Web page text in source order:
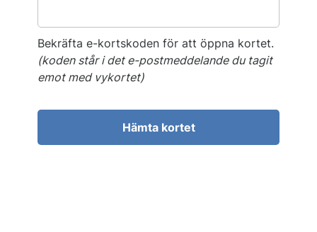
Bekräfta e-kortskoden för att öppna kortet.
(koden står i det e-postmeddelande du tagit
emot med vykortet)
Hämta kortet